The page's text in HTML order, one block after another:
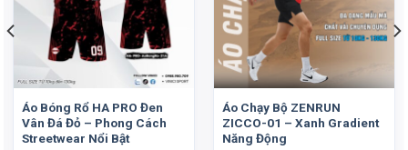
ứng tốt mọi nhu cầu tập luyện cũng như thời trang thể
thao. Sự kết hợp hài hòa giữa thẩm mỹ và hiệu năng
sẽ làm bạn luôn cảm thấy tự tin mỗi khi ra sân.
Vì sao bạn nên sở hữu áo chạy
bộ HA-PRO-ACB-18?
Áo Bóng Rổ HA PRO Đen
Vân Đá Đỏ – Phong Cách
Streetwear Nổi Bật
Áo Chạy Bộ ZENRUN
ZICCO-01 – Xanh Gradient
Năng Động